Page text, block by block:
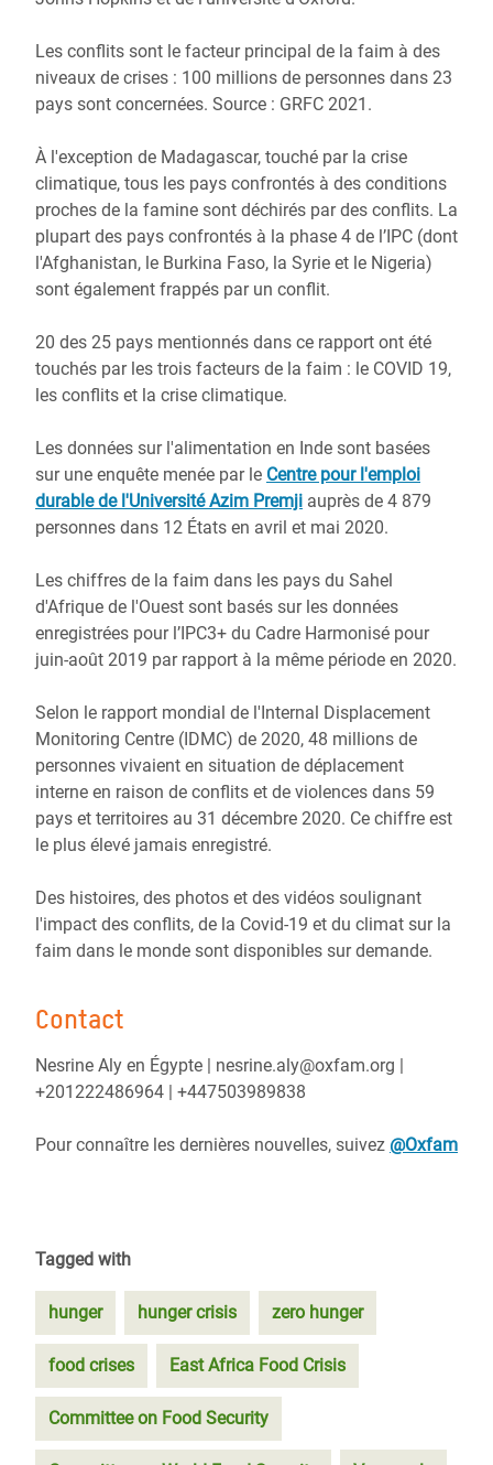
Les conflits sont le facteur principal de la faim à des
niveaux de crises : 100 millions de personnes dans 23
pays sont concernées. Source : GRFC 2021.
À l'exception de Madagascar, touché par la crise
climatique, tous les pays confrontés à des conditions
proches de la famine sont déchirés par des conflits. La
plupart des pays confrontés à la phase 4 de l’IPC (dont
l'Afghanistan, le Burkina Faso, la Syrie et le Nigeria)
sont également frappés par un conflit.
20 des 25 pays mentionnés dans ce rapport ont été
touchés par les trois facteurs de la faim : le COVID 19,
les conflits et la crise climatique.
Les données sur l'alimentation en Inde sont basées
sur une enquête menée par le Centre pour l'emploi
durable de l'Université Azim Premji auprès de 4 879
personnes dans 12 États en avril et mai 2020.
Les chiffres de la faim dans les pays du Sahel
d'Afrique de l'Ouest sont basés sur les données
enregistrées pour l’IPC3+ du Cadre Harmonisé pour
juin-août 2019 par rapport à la même période en 2020.
Selon le rapport mondial de l'Internal Displacement
Monitoring Centre (IDMC) de 2020, 48 millions de
personnes vivaient en situation de déplacement
interne en raison de conflits et de violences dans 59
pays et territoires au 31 décembre 2020. Ce chiffre est
le plus élevé jamais enregistré.
Des histoires, des photos et des vidéos soulignant
l'impact des conflits, de la Covid-19 et du climat sur la
faim dans le monde sont disponibles sur demande.
Contact
Nesrine Aly en Égypte | nesrine.aly@oxfam.org |
+201222486964 | +447503989838
Pour connaître les dernières nouvelles, suivez @Oxfam
Tagged with
hunger hunger crisis zero hunger
food crises East Africa Food Crisis
Committee on Food Security